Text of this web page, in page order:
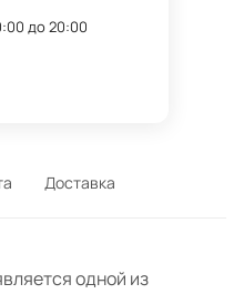
до 20:00
Доставка
одной из